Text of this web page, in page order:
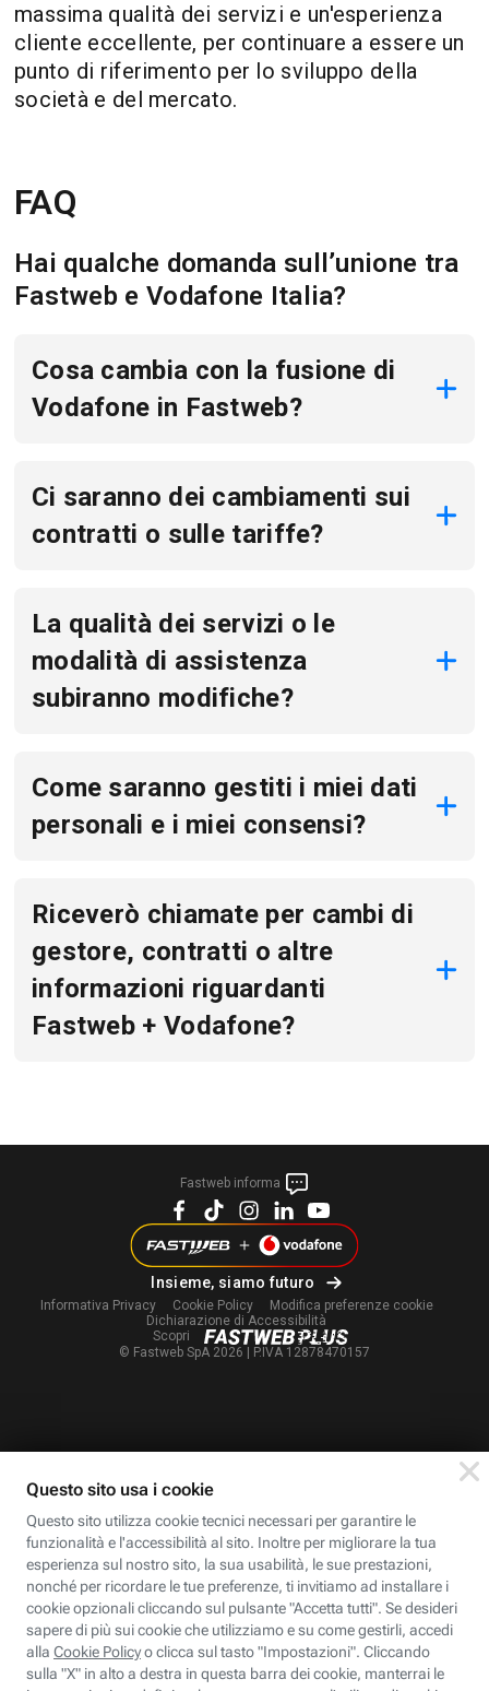
massima qualità dei servizi e un'esperienza
cliente eccellente, per continuare a essere un
punto di riferimento per lo sviluppo della
società e del mercato.
FAQ
Hai qualche domanda sull’unione tra
Fastweb e Vodafone Italia?
Cosa cambia con la fusione di
Vodafone in Fastweb?
Ci saranno dei cambiamenti sui
contratti o sulle tariffe?
La qualità dei servizi o le
modalità di assistenza
subiranno modifiche?
Come saranno gestiti i miei dati
personali e i miei consensi?
Riceverò chiamate per cambi di
gestore, contratti o altre
informazioni riguardanti
Fastweb + Vodafone?
© Fastweb SpA 2026 | P.IVA 12878470157
Fastweb informa
Insieme, siamo futuro
Informativa Privacy Cookie Policy Modifica preferenze cookie
Dichiarazione di Accessibilità
Scopri